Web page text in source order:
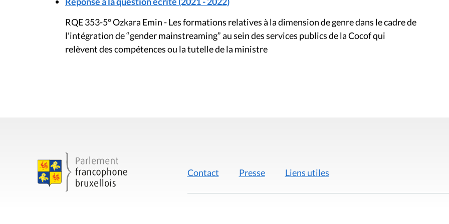
RQE 353-5° Ozkara Emin - Les formations relatives à la dimension de genre dans le cadre de
l'intégration de “gender mainstreaming” au sein des services publics de la Cocof qui
relèvent des compétences ou la tutelle de la ministre
Contact Presse Liens utiles